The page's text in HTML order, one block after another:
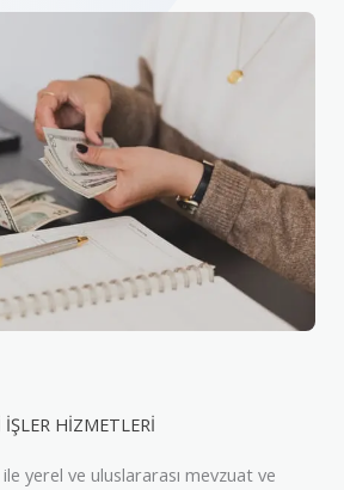
HİZMETLERİ
yerel ve uluslararası mevzuat ve